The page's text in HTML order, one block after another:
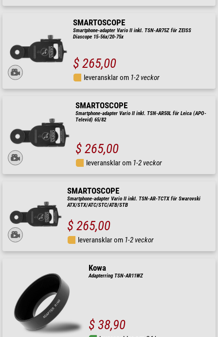
SMARTOSCOPE
Smartphone-adapter Vario II inkl. TSN-AR75Z för ZEISS
Diascope 15-56x/20-75x
$ 265,00
leveransklar om 1-2 veckor
SMARTOSCOPE
Smartphone-adapter Vario II inkl. TSN-AR50L för Leica (APO-
Televid) 65/82
$ 265,00
leveransklar om 1-2 veckor
SMARTOSCOPE
Smartphone-adapter Vario II inkl. TSN-AR-TCTX för Swarovski
ATX/STX/ATC/STC/ATB/STB
$ 265,00
leveransklar om 1-2 veckor
Kowa
Adapterring TSN-AR11WZ
$ 38,90